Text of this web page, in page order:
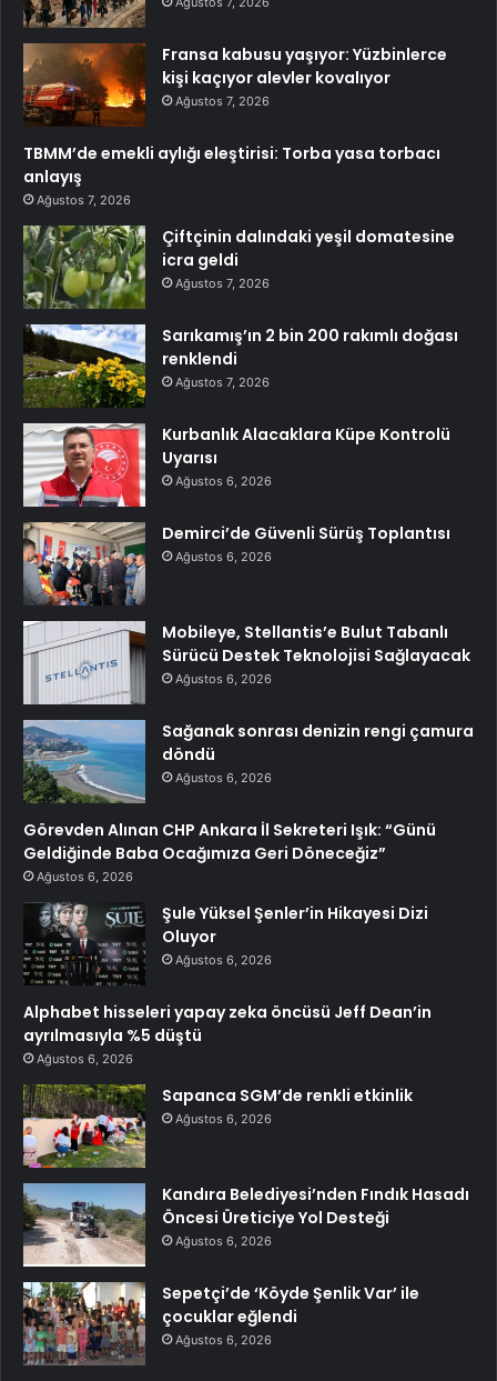
Fransa kabusu yaşıyor: Yüzbinlerce
kişi kaçıyor alevler kovalıyor
Ağustos 7, 2026
TBMM’de emekli aylığı eleştirisi: Torba yasa torbacı
anlayış
Ağustos 7, 2026
Çiftçinin dalındaki yeşil domatesine
icra geldi
Ağustos 7, 2026
Sarıkamış’ın 2 bin 200 rakımlı doğası
renklendi
Ağustos 7, 2026
Kurbanlık Alacaklara Küpe Kontrolü
Uyarısı
Ağustos 6, 2026
Demirci’de Güvenli Sürüş Toplantısı
Ağustos 6, 2026
Mobileye, Stellantis’e Bulut Tabanlı
Sürücü Destek Teknolojisi Sağlayacak
Ağustos 6, 2026
Sağanak sonrası denizin rengi çamura
döndü
Ağustos 6, 2026
Görevden Alınan CHP Ankara İl Sekreteri Işık: “Günü
Geldiğinde Baba Ocağımıza Geri Döneceğiz”
Ağustos 6, 2026
Şule Yüksel Şenler’in Hikayesi Dizi
Oluyor
Ağustos 6, 2026
Alphabet hisseleri yapay zeka öncüsü Jeff Dean’in
ayrılmasıyla %5 düştü
Ağustos 6, 2026
Sapanca SGM’de renkli etkinlik
Ağustos 6, 2026
Kandıra Belediyesi’nden Fındık Hasadı
Öncesi Üreticiye Yol Desteği
Ağustos 6, 2026
Sepetçi’de ‘Köyde Şenlik Var’ ile
çocuklar eğlendi
Ağustos 6, 2026